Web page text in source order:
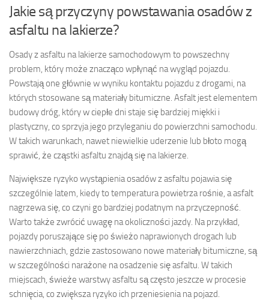
Jakie są przyczyny powstawania osadów z
asfaltu na lakierze?
Osady z asfaltu na lakierze samochodowym to powszechny
problem, który może znacząco wpłynąć na wygląd pojazdu.
Powstają one głównie w wyniku kontaktu pojazdu z drogami, na
których stosowane są materiały bitumiczne. Asfalt jest elementem
budowy dróg, który w ciepłe dni staje się bardziej miękki i
plastyczny, co sprzyja jego przyleganiu do powierzchni samochodu.
W takich warunkach, nawet niewielkie uderzenie lub błoto mogą
sprawić, że cząstki asfaltu znajdą się na lakierze.
Największe ryzyko wystąpienia osadów z asfaltu pojawia się
szczególnie latem, kiedy to temperatura powietrza rośnie, a asfalt
nagrzewa się, co czyni go bardziej podatnym na przyczepność.
Warto także zwrócić uwagę na okoliczności jazdy. Na przykład,
pojazdy poruszające się po świeżo naprawionych drogach lub
nawierzchniach, gdzie zastosowano nowe materiały bitumiczne, są
w szczególności narażone na osadzenie się asfaltu. W takich
miejscach, świeże warstwy asfaltu są często jeszcze w procesie
schnięcia, co zwiększa ryzyko ich przeniesienia na pojazd.